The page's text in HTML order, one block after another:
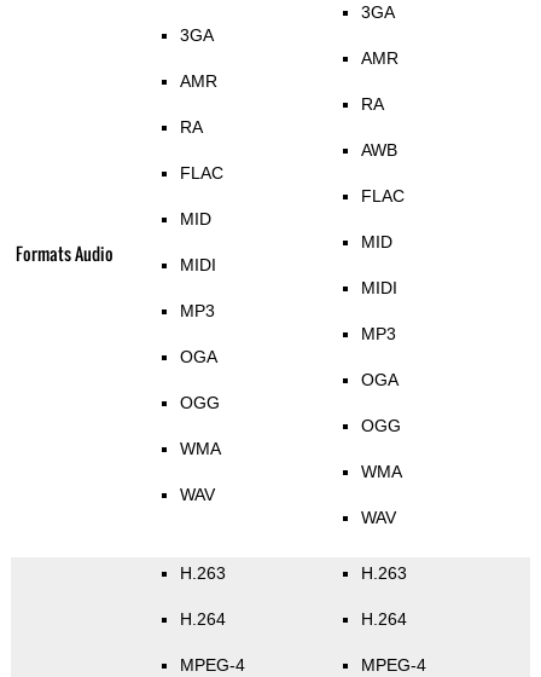
Formats Audio
3GA
AMR
RA
FLAC
MID
MIDI
MP3
OGA
OGG
WMA
WAV
3GA
AMR
RA
AWB
FLAC
MID
MIDI
MP3
OGA
OGG
WMA
WAV
H.263
H.264
MPEG-4
H.263
H.264
MPEG-4